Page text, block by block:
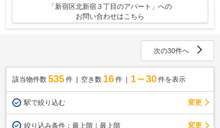
「新宿区北新宿３丁目のアパート」への
お問い合わせはこちら
次の30件へ
該当物件数 535件 空き数 16 件 1～30 件を表示
駅で絞り込む 変更
絞り込み条件： 最上階｜最上階 変更